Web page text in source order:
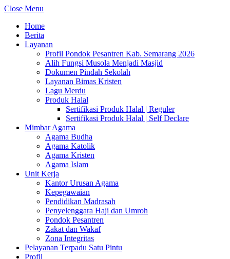
Close Menu
Home
Berita
Layanan
Profil Pondok Pesantren Kab. Semarang 2026
Alih Fungsi Musola Menjadi Masjid
Dokumen Pindah Sekolah
Layanan Bimas Kristen
Lagu Merdu
Produk Halal
Sertifikasi Produk Halal | Reguler
Sertifikasi Produk Halal | Self Declare
Mimbar Agama
Agama Budha
Agama Katolik
Agama Kristen
Agama Islam
Unit Kerja
Kantor Urusan Agama
Kepegawaian
Pendidikan Madrasah
Penyelenggara Haji dan Umroh
Pondok Pesantren
Zakat dan Wakaf
Zona Integritas
Pelayanan Terpadu Satu Pintu
Profil